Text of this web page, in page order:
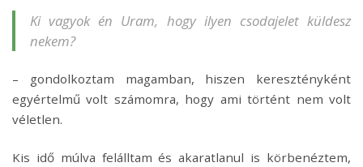
Ki vagyok én Uram, hogy ilyen csodajelet küldesz
nekem?
– gondolkoztam magamban, hiszen keresztényként
egyértelmű volt számomra, hogy ami történt nem volt
véletlen.
Kis idő múlva felálltam és akaratlanul is körbenéztem,